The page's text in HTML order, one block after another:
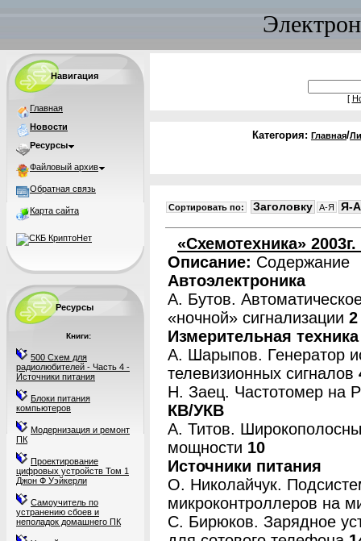
Навигация
Главная
Новости
Ресурсы
Файловый архив
Обратная связь
Карта сайта
Ресурсы
Книги:
500 Схем для
радиолюбителей - Часть 4 -
Источники питания
Блоки питания
компьютеров
Модернизация и ремонт
ПК
Проектирование
цифровых устройств Том 1
Джон Ф Уэйкерли
Самоучитель по
устранению сбоев и
неполадок домашнего ПК
[
Категория: Главная/
Сортировать по: Заголовку A-Я Я-A
«Схемотехника»
Описание: Содержание
Автоэлектроника
А. Бутов.
«ночной» сигнализации 2
Измерительная техника
А. Шарыпов. Генератор
телевизионных сигналов
Н. Заец. Частотомер на
КВ/УКВ
А. Титов.
мощности 10
Источники питания
О. Николайчук.
микроконтроллеров на
С. Бирюков. Зарядное